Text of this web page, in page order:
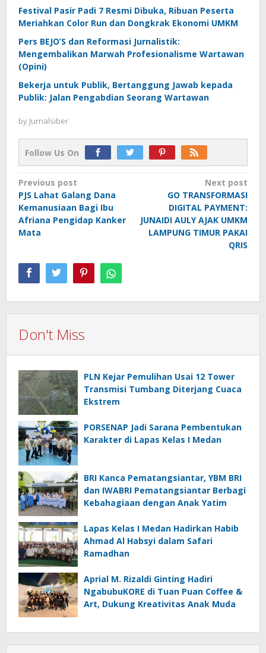
Festival Pasir Padi 7 Resmi Dibuka, Ribuan Peserta
Meriahkan Color Run dan Dongkrak Ekonomi UMKM
Pers BEJO’S dan Reformasi Jurnalistik:
Mengembalikan Marwah Profesionalisme Wartawan
(Opini)
Bekerja untuk Publik, Bertanggung Jawab kepada
Publik: Jalan Pengabdian Seorang Wartawan
by Jurnalsiber
Follow Us On
Post
navigation
Previous post
PJS Lahat Galang Dana
Kemanusiaan Bagi Ibu
Afriana Pengidap Kanker
Mata
Next post
GO TRANSFORMASI
DIGITAL PAYMENT:
JUNAIDI AULY AJAK UMKM
LAMPUNG TIMUR PAKAI
QRIS
Don't Miss
PLN Kejar Pemulihan Usai 12 Tower
Transmisi Tumbang Diterjang Cuaca
Ekstrem
PORSENAP Jadi Sarana Pembentukan
Karakter di Lapas Kelas I Medan
BRI Kanca Pematangsiantar, YBM BRI
dan IWABRI Pematangsiantar Berbagi
Kebahagiaan dengan Anak Yatim
Lapas Kelas I Medan Hadirkan Habib
Ahmad Al Habsyi dalam Safari
Ramadhan
Aprial M. Rizaldi Ginting Hadiri
NgabubuKORE di Tuan Puan Coffee &
Art, Dukung Kreativitas Anak Muda